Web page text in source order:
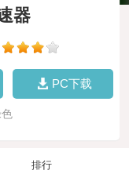
器
PC下载
排行